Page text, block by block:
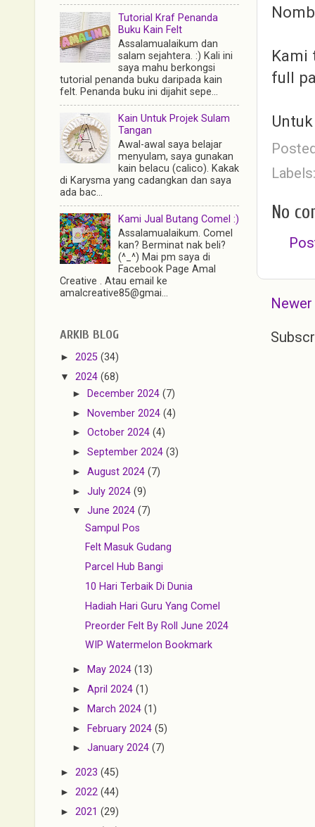
Kami
full
No
Tutorial Kraf Penanda
Buku Kain Felt
Assalamualaikum dan
salam sejahtera. :) Kali ini
saya mahu berkongsi
tutorial penanda buku daripada kain
felt. Penanda buku ini dijahit sepe...
Kain Untuk Projek Sulam
Tangan
Awal-awal saya belajar
menyulam, saya gunakan
kain belacu (calico). Kakak
di Karysma yang cadangkan dan saya
ada bac...
Kami Jual Butang Comel :)
Assalamualaikum. Comel
kan? Berminat nak beli?
(^_^) Mai pm saya di
Facebook Page Amal
Creative . Atau email ke
amalcreative85@gmai...
ARKIB BLOG
► 2025 (34)
▼ 2024 (68)
► December 2024(7)
►November 2024(4)
►October 2024(4)
►September 2024(3)
►August 2024(7)
►July 2024(9)
▼June 2024(7)
Sampul Pos
Felt Masuk Gudang
Parcel Hub Bangi
10 Hari Terbaik Di Dunia
Hadiah Hari Guru Yang Comel
Preorder Felt By Roll June 2024
WIP Watermelon Bookmark
► May 2024(13)
►April 2024(1)
► March 2024(1)
► February 2024(5)
►January 2024(7)
► 2023 (45)
► 2022 (44)
► 2021 (29)